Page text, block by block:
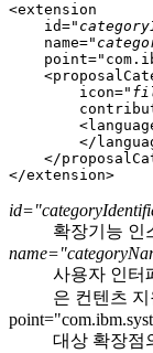
<extension
    id="
    name="
        icon="
</
</
확장기능 인
사용자 인터
은 컨텐츠
대상 확장점